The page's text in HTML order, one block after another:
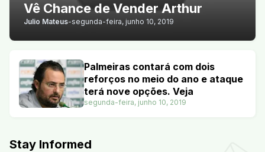
Vê Chance de Vender Arthur
Julio Mateus-segunda-feira, junho 10, 2019
Palmeiras contará com dois
reforços no meio do ano e ataque
terá nove opções. Veja
segunda-feira, junho 10, 2019
Stay Informed